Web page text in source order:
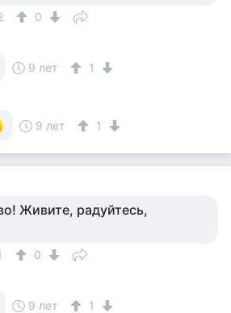
0
9 лет 1
9 лет 1
Живите, радуйтесь,
0
9 лет 1